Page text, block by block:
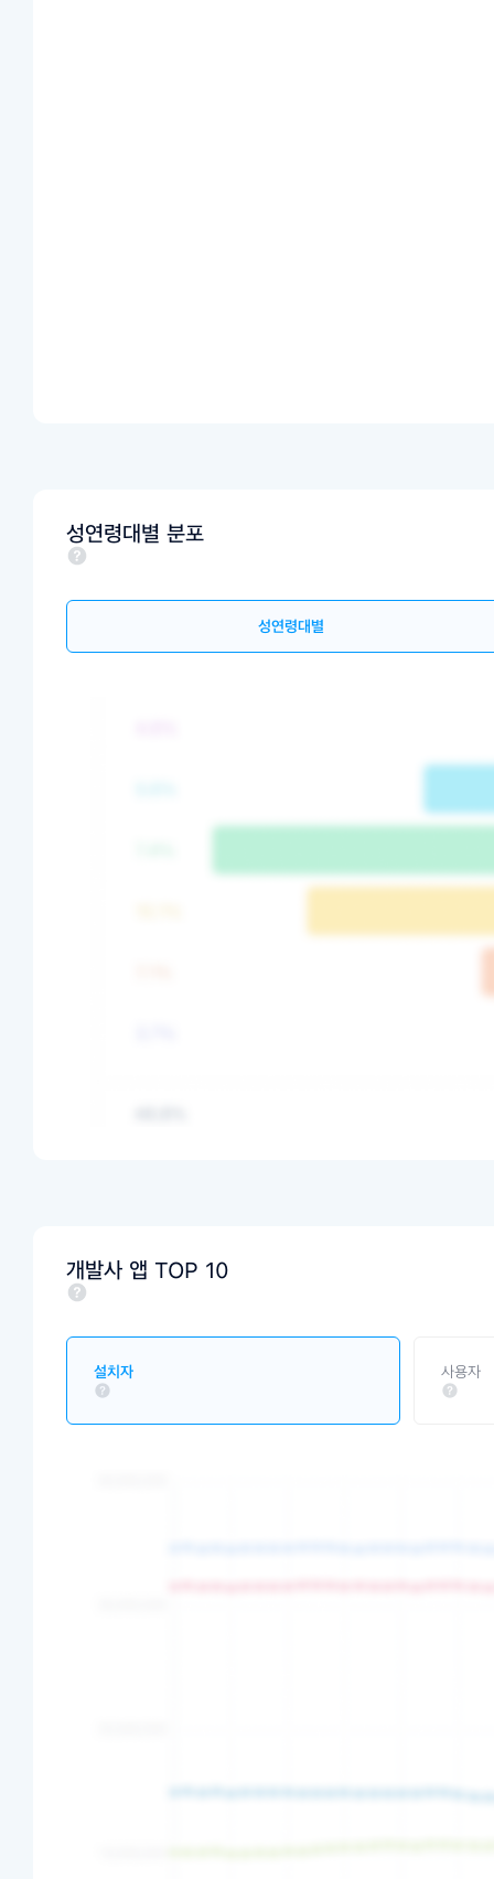
성연령대별 분포
성연령대별
개발사 앱 TOP 10
설치자 사용자